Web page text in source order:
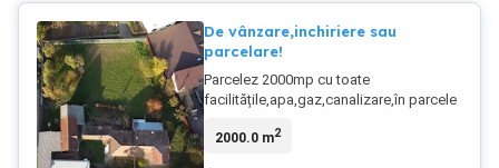
De vânzare,inchiriere sau
parcelare!
Parcelez 2000mp cu toate
facilitățile,apa,gaz,canalizare,în parcele
nr27,acces ușor și liber la toate
2000.0 m2